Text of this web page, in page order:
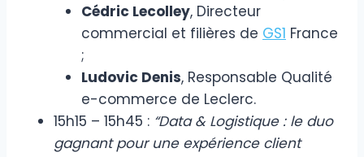
Cédric Lecolley, Directeur
commercial et filières de GS1 France
;
Ludovic Denis, Responsable Qualité
e-commerce de Leclerc.
15h15 – 15h45 : “Data & Logistique : le duo
gagnant pour une expérience client